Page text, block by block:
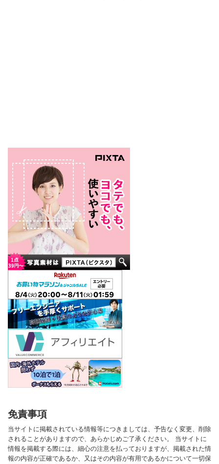
免責事項
当サイトに掲載されている情報等につきましては、予告なく変更、削除
されることがありますので、あらかじめご了承ください。 当サイトに
情報を掲載する際には、細心の注意を払っておりますが、掲載された情
報の内容が正確であるか、又はその内容が有用であるかについて一切保